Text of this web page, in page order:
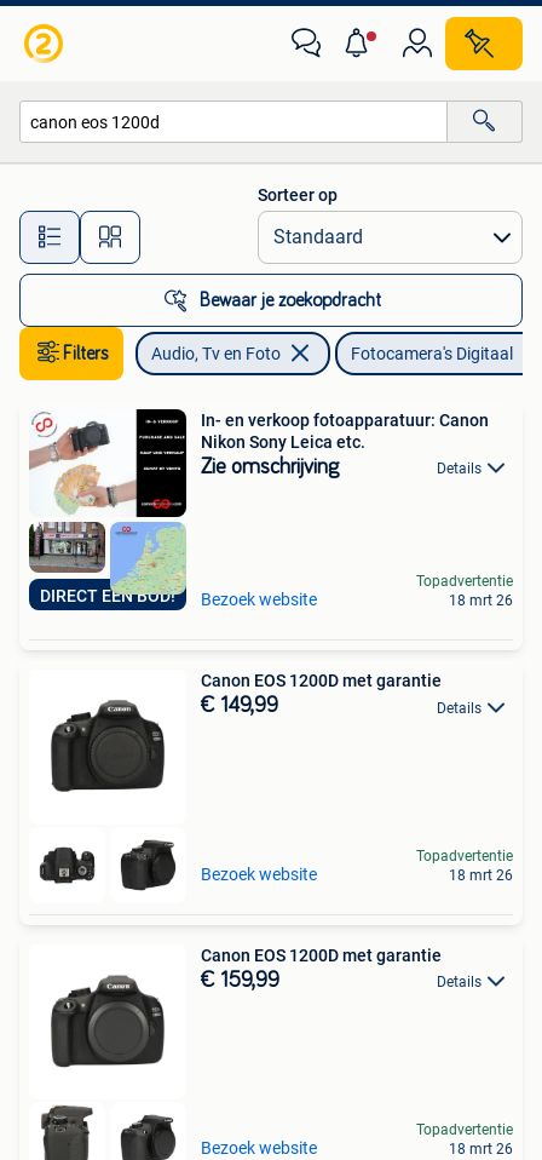
Alle afstanden…
Sorteer op
Bewaar je zoekopdracht
Filters Audio, Tv en Foto Fotocamera's Digitaal
DIRECT EEN BOD!
In- en verkoop fotoapparatuur: Canon
Nikon Sony Leica etc.
Zie omschrijving Details
Bezoek website
Topadvertentie
18 mrt 26
Canon EOS 1200D met garantie
€ 149,99 Details
Bezoek website
Topadvertentie
18 mrt 26
Canon EOS 1200D met garantie
€ 159,99 Details
Bezoek website
Topadvertentie
18 mrt 26